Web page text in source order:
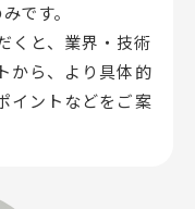
です。
くと、業界・技術
ら、 より具体的
イントなどをご案